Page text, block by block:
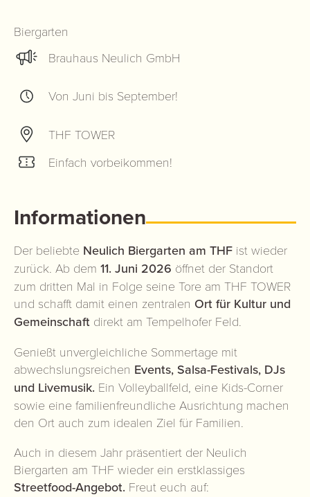
Biergarten
Brauhaus Neulich GmbH
Von Juni bis September!
THF TOWER
Einfach vorbeikommen!
Informationen
Der beliebte Neulich Biergarten am THF ist wieder
zurück. Ab dem 11. Juni 2026 öffnet der Standort
zum dritten Mal in Folge seine Tore am THF TOWER
und schafft damit einen zentralen Ort für Kultur und
Gemeinschaft direkt am Tempelhofer Feld.
Genießt unvergleichliche Sommertage mit
abwechslungsreichen Events, Salsa-Festivals, DJs
und Livemusik. Ein Volleyballfeld, eine Kids-Corner
sowie eine familienfreundliche Ausrichtung machen
den Ort auch zum idealen Ziel für Familien.
Auch in diesem Jahr präsentiert der Neulich
Biergarten am THF wieder ein erstklassiges
Streetfood-Angebot. Freut euch auf: